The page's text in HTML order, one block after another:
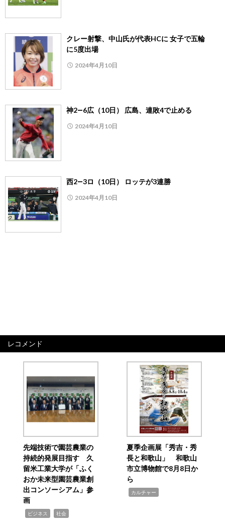
クレー射撃、中山氏が代表HCに 女子で五輪
に5度出場
2024年4月10日
神2―6広（10日） 広島、連敗4で止める
2024年4月10日
西2―3ロ（10日） ロッテが3連勝
2024年4月10日
レコメンド
先端技術で園芸農業の
持続的発展目指す 久
留米工業大学が「ふく
おか未来型園芸農業創
出コンソーシアム」参
画
ビジネス 社会
夏季企画展「秀吉・秀
長と和歌山」 和歌山
市立博物館で8月8日か
ら
カルチャー